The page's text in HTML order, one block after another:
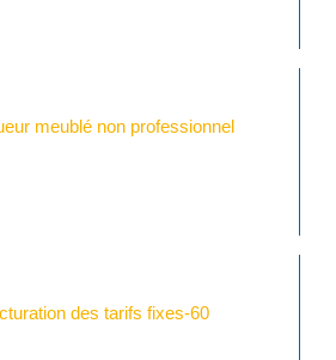
meublé non professionnel
des tarifs fixes-60